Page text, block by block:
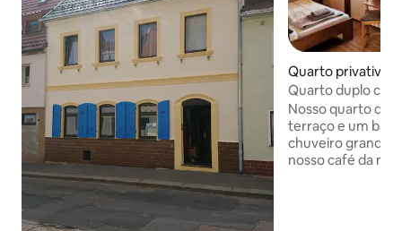
Quarto privativo ⋅
Quarto duplo
Nosso quarto
terraço e um
chuveiro grande.
nosso café da